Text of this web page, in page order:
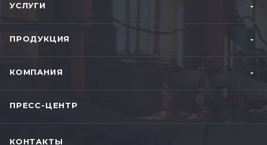
УСЛУГИ
ПРОДУКЦИЯ
КОМПАНИЯ
ПРЕСС-ЦЕНТР
КОНТАКТЫ